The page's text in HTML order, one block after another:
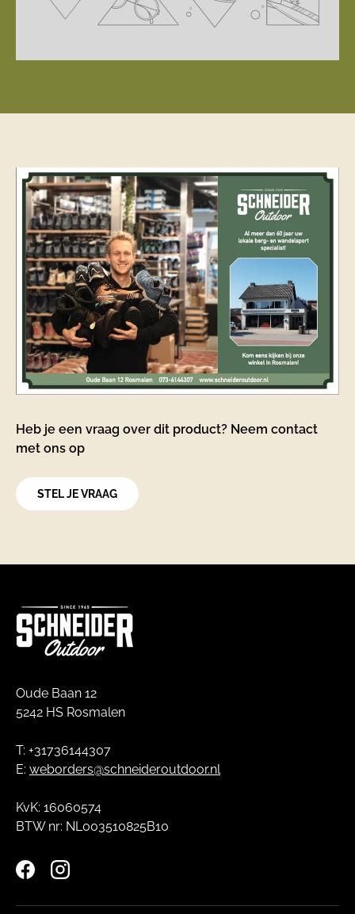
Heb je een vraag over dit product? Neem contact
met ons op
STEL JE VRAAG
Oude Baan 12
5242 HS Rosmalen
T: +31736144307
E: weborders@schneideroutdoor.nl
KvK: 16060574
BTW nr: NL003510825B10
FacebookInstagram